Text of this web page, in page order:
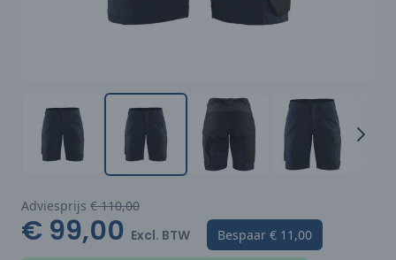
Adviesprijs € 110,00
€ 99,00 Excl. BTW Bespaar € 11,00